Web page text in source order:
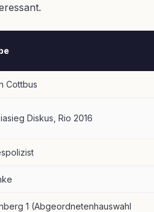
Cottbus
Diskus, Rio 2016
1 (Abgeordnetenhauswahl